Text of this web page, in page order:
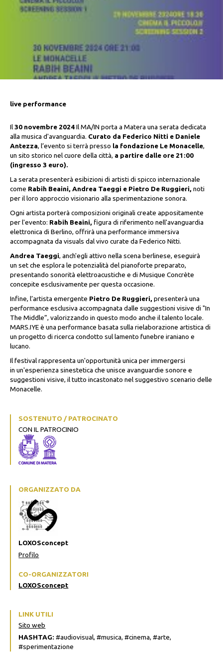
live performance
Il30 novembre 2024Il MA/IN porta a Matera una serata dedicata
alla musica d'avanguardia. Curato da Federico Nitti e Daniele
Antezza, l’evento si terrà presso la fondazione Le Monacelle,
un sito storico nel cuore della città, a partire dalle ore 21:00
(ingresso 3 euro).
La serata presenterà esibizioni di artisti di spicco internazionale
come Rabih Beaini, Andrea Taeggi e Pietro De Ruggieri, noti
per il loro approccio visionario alla sperimentazione sonora.
Ogni artista porterà composizioni originali create appositamente
per l'evento: Rabih Beaini, figura di riferimento nell'avanguardia
elettronica di Berlino, offrirà una performance immersiva
accompagnata da visuals dal vivo curate da Federico Nitti.
Andrea Taeggi, anch'egli attivo nella scena berlinese, eseguirà
un set che esplora le potenzialità del pianoforte preparato,
presentando sonorità elettroacustiche e di Musique Concrète
concepite esclusivamente per questa occasione.
Infine, l’artista emergente Pietro De Ruggieri, presenterà una
performance esclusiva accompagnata dalle suggestioni visive di "In
The Middle”, valorizzando in questo modo anche il talento locale.
MARS.IYE è una performance basata sulla rielaborazione artistica di
un progetto di ricerca condotto sul lamento funebre iraniano e
lucano.
Il festival rappresenta un'opportunità unica per immergersi
in un'esperienza sinestetica che unisce avanguardie sonore e
suggestioni visive, il tutto incastonato nel suggestivo scenario delle
Monacelle.
SOSTENUTO / PATROCINATO
CON IL PATROCINIO
ORGANIZZATO DA
LOXOSconcept
Profilo
CO-ORGANIZZATORI
LOXOSconcept
LINK UTILI
Sito web
HASHTAG: #audiovisual, #musica, #cinema, #arte,
#sperimentazione